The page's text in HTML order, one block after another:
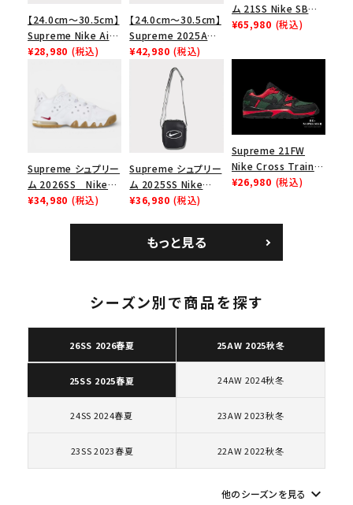
ショルダー・ウエストバッグ
ボックスロゴ ブラックスウェット
カテゴリーから探す
コラボレーションブランドから探す
【24.0cm～30.5cm】
Supreme Nike Air
Force 1 Low シュプ
ューズ ホワイト
¥28,980 (税込)
【24.0cm～30.5cm】
Supreme 2025AW
Nike SB Dunk Low
ナイキ SB ダンク ロ
ー スニーカー ホワイ
¥42,980 (税込)
ム 21SS Nike SB
Dunk Low ナイキSB
¥65,980 (税込)
Supreme シュプリー
ム 2026SS Nike
SB Air Max 2 CB 94
¥34,980 (税込)
Supreme シュプリー
ム 2025SS Nike
Leather Shoulder
ク 黒
¥36,980 (税込)
Supreme 21FW
Nike Cross Trainer
Low ナイキクロスト
¥26,980 (税込)
もっと見る
シーズン別で商品を探す
26SS 2026春夏 25AW 2025秋冬
25SS 2025春夏 24AW 2024秋冬
24SS 2024春夏 23AW 2023秋冬
23SS 2023春夏 22AW 2022秋冬
他のシーズンを見る keyboard_arrow_down